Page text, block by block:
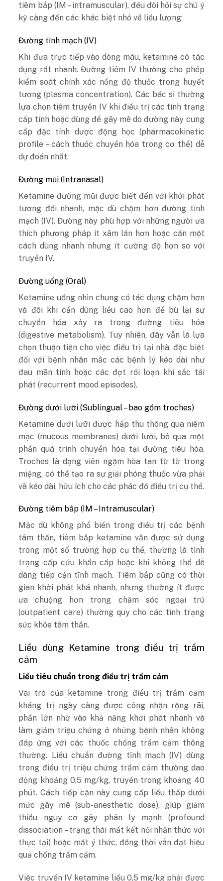
tiêm bắp (IM – intramuscular), đều đòi hỏi sự chú ý
kỹ càng đến các khác biệt nhỏ về liều lượng:
Đường tĩnh mạch (IV)
Khi đưa trực tiếp vào dòng máu, ketamine có tác
dụng rất nhanh. Đường tiêm IV thường cho phép
kiểm soát chính xác nồng độ thuốc trong huyết
tương (plasma concentration). Các bác sĩ thường
lựa chọn tiêm truyền IV khi điều trị các tình trạng
cấp tính hoặc dùng để gây mê do đường này cung
cấp đặc tính dược động học (pharmacokinetic
profile – cách thuốc chuyển hóa trong cơ thể) dễ
dự đoán nhất.
Đường mũi (Intranasal)
Ketamine đường mũi được biết đến với khởi phát
tương đối nhanh, mặc dù chậm hơn đường tĩnh
mạch (IV). Đường này phù hợp với những người ưa
thích phương pháp ít xâm lấn hơn hoặc cần một
cách dùng nhanh nhưng ít cường độ hơn so với
truyền IV.
Đường uống (Oral)
Ketamine uống nhìn chung có tác dụng chậm hơn
và đôi khi cần dùng liều cao hơn để bù lại sự
chuyển hóa xảy ra trong đường tiêu hóa
(digestive metabolism). Tuy nhiên, đây vẫn là lựa
chọn thuận tiện cho việc điều trị tại nhà, đặc biệt
đối với bệnh nhân mắc các bệnh lý kéo dài như
đau mãn tính hoặc các đợt rối loạn khí sắc tái
phát (recurrent mood episodes).
Đường dưới lưỡi (Sublingual – bao gồm troches)
Ketamine dưới lưỡi được hấp thu thông qua niêm
mạc (mucous membranes) dưới lưỡi, bỏ qua một
phần quá trình chuyển hóa tại đường tiêu hóa.
Troches là dạng viên ngậm hòa tan từ từ trong
miệng, có thể tạo ra sự giải phóng thuốc vừa phải
và kéo dài, hữu ích cho các phác đồ điều trị cụ thể.
Đường tiêm bắp (IM – Intramuscular)
Mặc dù không phổ biến trong điều trị các bệnh
tâm thần, tiêm bắp ketamine vẫn được sử dụng
trong một số trường hợp cụ thể, thường là tình
trạng cấp cứu khẩn cấp hoặc khi không thể dễ
dàng tiếp cận tĩnh mạch. Tiêm bắp cũng có thời
gian khởi phát khá nhanh, nhưng thường ít được
ưa chuộng hơn trong chăm sóc ngoại trú
(outpatient care) thường quy cho các tình trạng
sức khỏe tâm thần.
Liều dùng Ketamine trong điều trị trầm
cảm
Liều tiêu chuẩn trong điều trị trầm cảm
Vai trò của ketamine trong điều trị trầm cảm
kháng trị ngày càng được công nhận rộng rãi,
phần lớn nhờ vào khả năng khởi phát nhanh và
làm giảm triệu chứng ở những bệnh nhân không
đáp ứng với các thuốc chống trầm cảm thông
thường. Liều chuẩn đường tĩnh mạch (IV) dùng
trong điều trị triệu chứng trầm cảm thường dao
động khoảng 0,5 mg/kg, truyền trong khoảng 40
phút. Cách tiếp cận này cung cấp liều thấp dưới
mức gây mê (sub-anesthetic dose), giúp giảm
thiểu nguy cơ gây phân ly mạnh (profound
dissociation – trạng thái mất kết nối nhận thức với
thực tại) hoặc mất ý thức, đồng thời vẫn đạt hiệu
quả chống trầm cảm.
Việc truyền IV ketamine liều 0,5 mg/kg phải được